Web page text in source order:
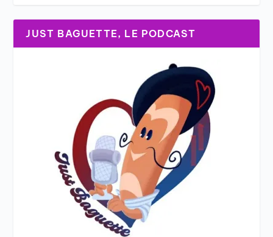
JUST BAGUETTE, LE PODCAST